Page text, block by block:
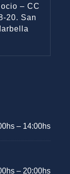
– CC
20. San
– 14:00hs
– 20:00hs